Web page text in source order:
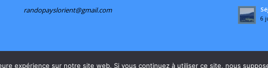
randopayslorient@gmail.com
6
expérience sur notre site web. Si vous continuez à utiliser ce site, nous